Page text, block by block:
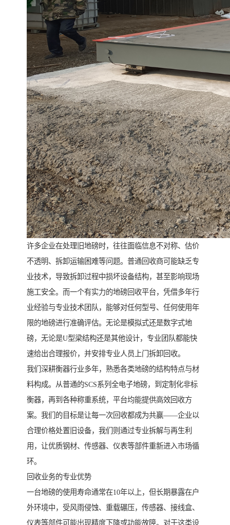
许多企业在处理旧地磅时，往往面临信息不对称、估价
不透明、拆卸运输困难等问题。普通回收商可能缺乏专
业技术，导致拆卸过程中损坏设备结构，甚至影响现场
施工安全。而一个有实力的地磅回收平台，凭借多年行
业经验与专业技术团队，能够对任何型号、任何使用年
限的地磅进行准确评估。无论是模拟式还是数字式地
磅，无论是U型梁结构还是其他设计，专业团队都能快
速给出合理报价，并安排专业人员上门拆卸回收。
我们深耕衡器行业多年，熟悉各类地磅的结构特点与材
料构成。从普通的SCS系列全电子地磅，到定制化非标
衡器，再到各种称重系统，平台均能提供高效回收方
案。我们的目标是让每一次回收都成为共赢——企业以
合理价格处置旧设备，我们则通过专业拆解与再生利
用，让优质钢材、传感器、仪表等部件重新进入市场循
环。
回收业务的专业优势
一台地磅的使用寿命通常在10年以上，但长期暴露在户
外环境中，受风雨侵蚀、重载碾压，传感器、接线盒、
仪表等部件可能出现精度下降或功能故障。对于这类设